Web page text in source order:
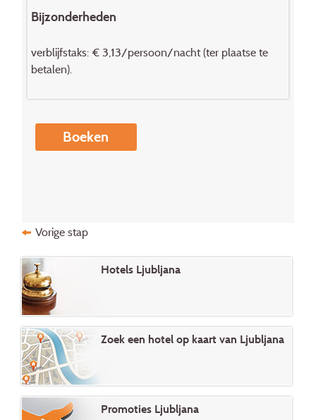
Bijzonderheden
verblijfstaks: € 3,13/persoon/nacht (ter plaatse te
betalen).
Boeken
Vorige stap
Hotels Ljubljana
Zoek een hotel op kaart van Ljubljana
Promoties Ljubljana